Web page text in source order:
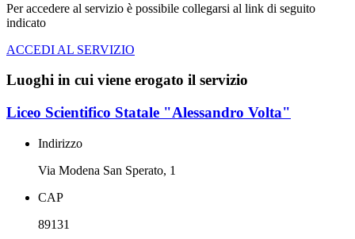
Per accedere al servizio è possibile collegarsi al link di seguito
indicato
ACCEDI AL SERVIZIO
Luoghi in cui viene erogato il servizio
Liceo Scientifico Statale "Alessandro Volta"
Indirizzo
Via Modena San Sperato, 1
CAP
89131